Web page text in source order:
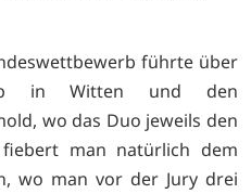
führte über
in Witten und den
wo das Duo jeweils den
man natürlich dem
wo man vor der Jury drei